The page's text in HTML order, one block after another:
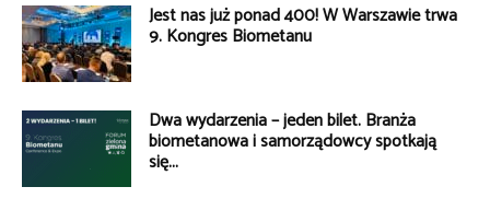
Jest nas już ponad 400! W Warszawie trwa
9. Kongres Biometanu
Dwa wydarzenia – jeden bilet. Branża
biometanowa i samorządowcy spotkają
się...